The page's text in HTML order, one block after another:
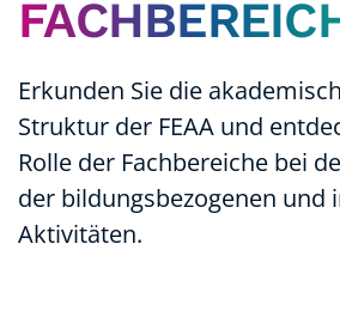
Erkunden Sie die
Struktur der FEAA und
Rolle der Fachbereiche bei
der bildungsbezogenen und
Aktivitäten.